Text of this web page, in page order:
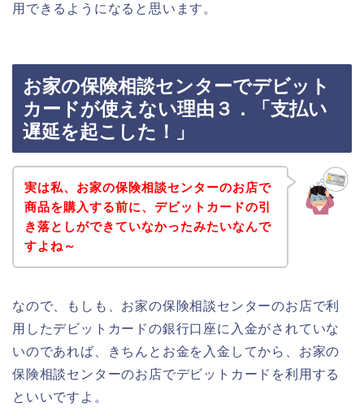
用できるようになると思います。
お家の保険相談センターでデビット
カードが使えない理由３．「支払い
遅延を起こした！」
実は私、お家の保険相談センターのお店で
商品を購入する前に、デビットカードの引
き落としができていなかったみたいなんで
すよね～
なので、もしも、お家の保険相談センターのお店で利
用したデビットカードの銀行口座に入金がされていな
いのであれば、きちんとお金を入金してから、お家の
保険相談センターのお店でデビットカードを利用する
といいですよ。